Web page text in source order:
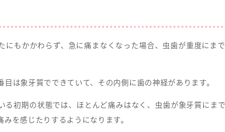
にもかかわらず、急に痛まなくなった場合、虫歯が重度にま
は象牙質でできていて、その内側に歯の神経があります。
る初期の状態では、ほとんど痛みはなく、虫歯が象牙質にま
を感じたりするようになります。